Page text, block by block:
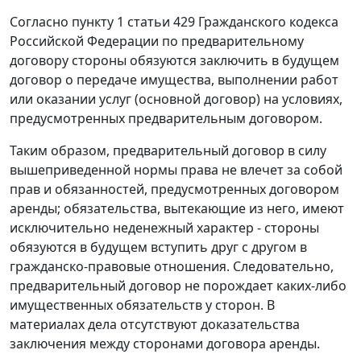
Согласно пункту 1 статьи 429 Гражданского кодекса
Российской Федерации по предварительному
договору стороны обязуются заключить в будущем
договор о передаче имущества, выполнении работ
или оказании услуг (основной договор) на условиях,
предусмотренных предварительным договором.
Таким образом, предварительный договор в силу
вышеприведенной нормы права не влечет за собой
прав и обязанностей, предусмотренных договором
аренды; обязательства, вытекающие из него, имеют
исключительно неденежный характер - стороны
обязуются в будущем вступить друг с другом в
гражданско-правовые отношения. Следовательно,
предварительный договор не порождает каких-либо
имущественных обязательств у сторон. В
материалах дела отсутствуют доказательства
заключения между сторонами договора аренды.